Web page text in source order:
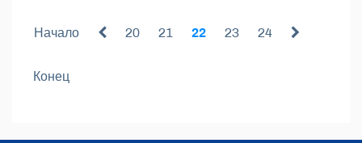
Начало 20 21 22 23 24
Конец